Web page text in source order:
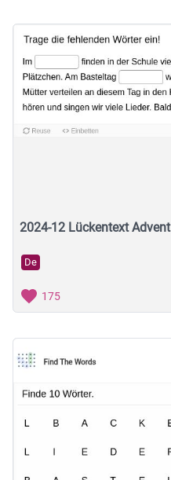
2024-12 Lückentext Advent
De
175